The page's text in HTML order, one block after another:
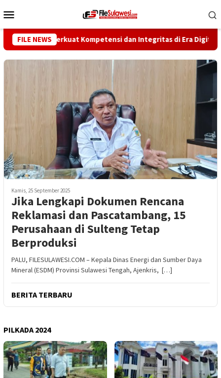
ke
Mobile
FILE NEWSPerkuat Kompetensi dan Integritas di Era Digital
Kamis, 25 September 2025
Jika Lengkapi Dokumen Rencana
Reklamasi dan Pascatambang, 15
Perusahaan di Sulteng Tetap
Berproduksi
PALU, FILESULAWESI.COM – Kepala Dinas Energi dan Sumber Daya
Mineral (ESDM) Provinsi Sulawesi Tengah, Ajenkris, […]
BERITA TERBARU
PILKADA 2024